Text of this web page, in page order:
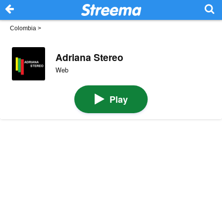
Colombia >
Adriana Stereo
Web
Play